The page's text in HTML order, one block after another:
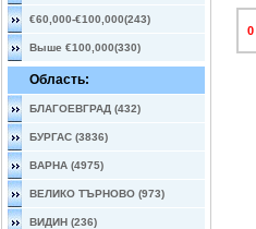
€60,000-€100,000(243)
Выше €100,000(330)
Область:
БЛАГОЕВГРАД (432)
БУРГАС (3836)
ВАРНА (4975)
ВЕЛИКО ТЪРНОВО (973)
ВИДИН (236)
0